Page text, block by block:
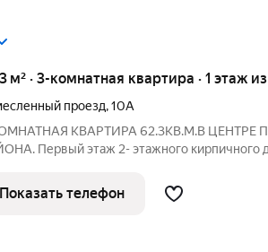
м² · 3-комнатная квартира · 1 этаж
проезд,10А
КВАРТИРА 62.3КВ.М.В ЦЕНТРЕ
Первый этаж 2- этажного кирпичного
13.6/11.9.Кухня 7.7. С/ узел
отопление,горячая,вода
Показать телефон